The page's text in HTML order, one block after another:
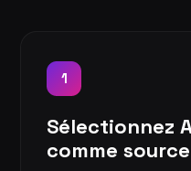
1
Sélectionnez
comme source